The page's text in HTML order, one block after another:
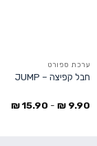
ערכת ספורט
חבל קפיצה – JUMP
9.90
₪
-
15.90
₪